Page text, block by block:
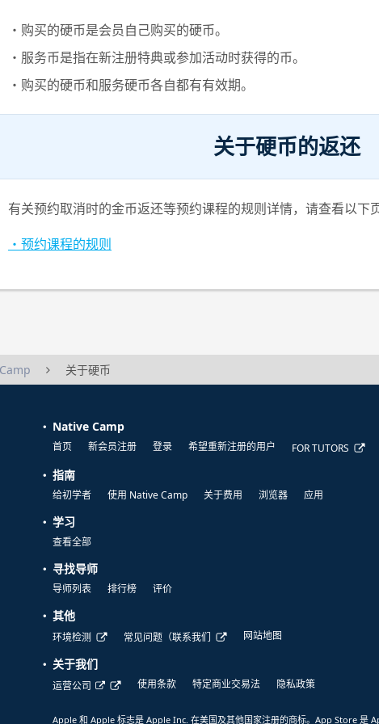
・购买的硬币是会员自己购买的硬币。
・服务币是指在新注册特典或参加活动时获得的币。
・购买的硬币和服务硬币各自都有有效期。
关于硬币的返还
有关预约取消时的金币返还等预约课程的规则详情，请查看以下
・预约课程的规则
关于硬币
Native Camp
首页 新会员注册 登录 希望重新注册的用户 FOR TUTORS
指南
给初学者 使用 Native Camp 关于费用 浏览器 应用
学习
查看全部
寻找导师
导师列表 排行榜 评价
其他
环境检测 常见问题（联系我们 网站地图
关于我们
运营公司 使用条款 特定商业交易法 隐私政策
Apple 和 Apple 标志是 Apple Inc. 在美国及其他国家注册的商标。App Store 是